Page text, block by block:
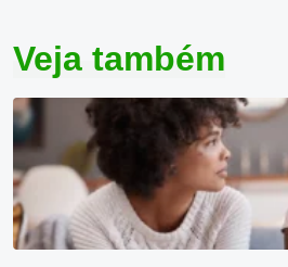
Veja também